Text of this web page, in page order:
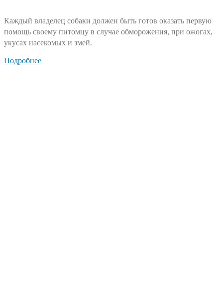
Каждый владелец собаки должен быть готов оказать первую
помощь своему питомцу в случае обморожения, при ожогах,
укусах насекомых и змей.
Подробнее